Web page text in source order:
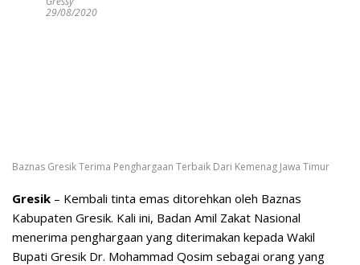
29/08/2020
Baznas Gresik Terima Penghargaan Terbaik Dari Kemenag Jawa Timur
Gresik – Kembali tinta emas ditorehkan oleh Baznas
Kabupaten Gresik. Kali ini, Badan Amil Zakat Nasional
menerima penghargaan yang diterimakan kepada Wakil
Bupati Gresik Dr. Mohammad Qosim sebagai orang yang